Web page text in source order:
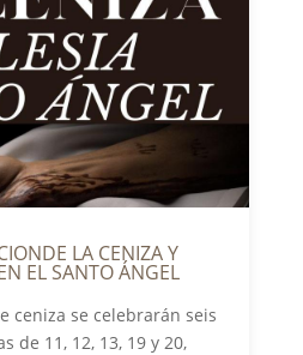
LA CENIZA Y
EL SANTO ÁNGEL
ceniza se celebrarán seis
de 11, 12, 13, 19 y 20,